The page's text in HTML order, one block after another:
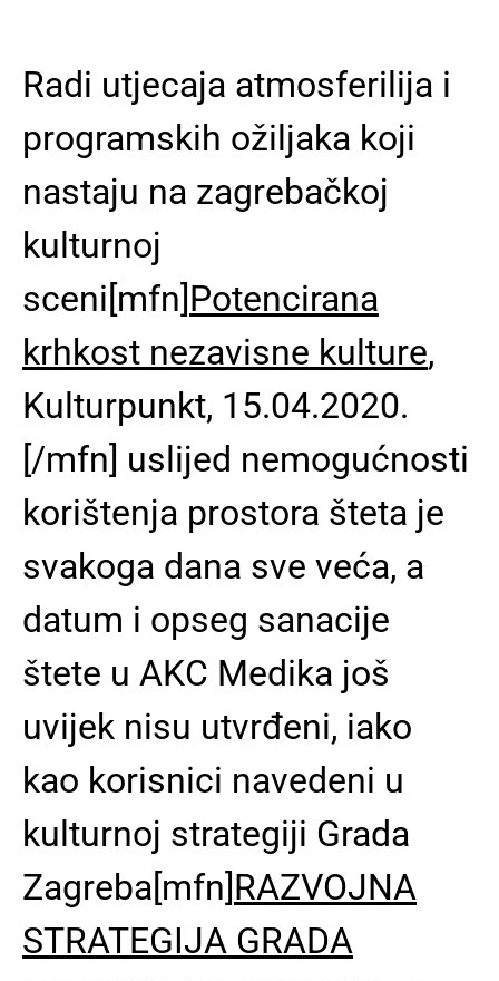
Radi utjecaja atmosferilija i
programskih ožiljaka koji
nastaju na zagrebačkoj
kulturnoj
sceni[mfn]Potencirana
krhkost nezavisne kulture,
Kulturpunkt, 15.04.2020.
[/mfn] uslijed nemogućnosti
korištenja prostora šteta je
svakoga dana sve veća, a
datum i opseg sanacije
štete u AKC Medika još
uvijek nisu utvrđeni, iako
kao korisnici navedeni u
kulturnoj strategiji Grada
Zagreba[mfn]RAZVOJNA
STRATEGIJA GRADA